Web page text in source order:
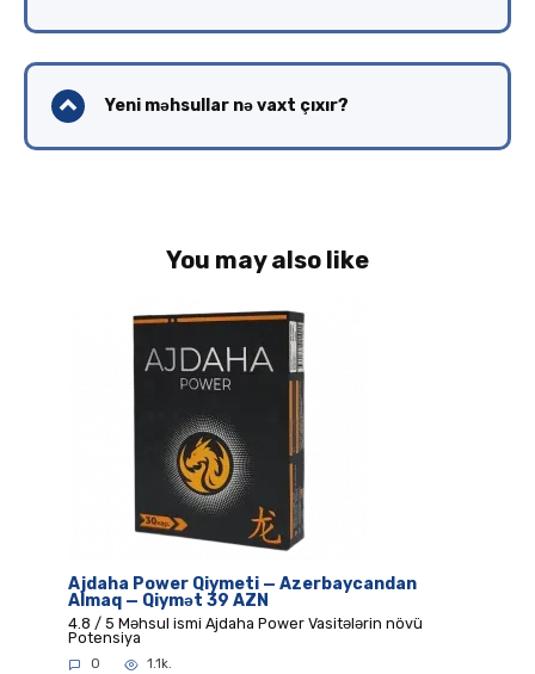
Yeni məhsullar nə vaxt çıxır?
You may also like
Ajdaha Power Qiymeti — Azerbaycandan
Almaq — Qiymət 39 AZN
4.8 / 5 Məhsul ismi Ajdaha Power Vasitələrin növü
Potensiya
0 1.1k.